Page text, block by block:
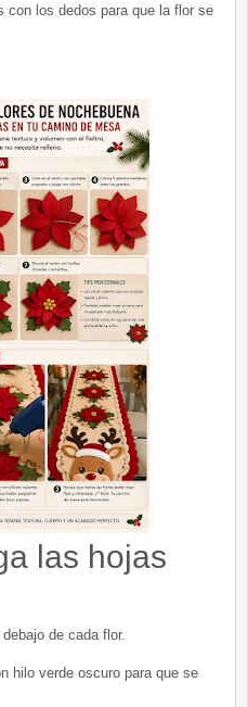
con los dedos para que la flor se
las hojas
de cada flor.
hilo verde oscuro para que se